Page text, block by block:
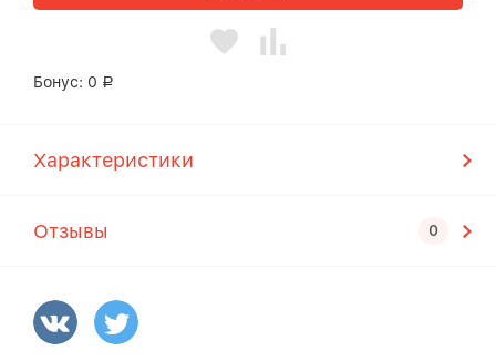
Бонус: 0 Р
Характеристики
Отзывы